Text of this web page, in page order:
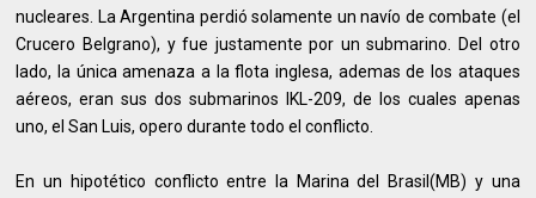
nucleares. La Argentina perdió solamente un navío de combate (el
Crucero Belgrano), y fue justamente por un submarino. Del otro
lado, la única amenaza a la flota inglesa, ademas de los ataques
aéreos, eran sus dos submarinos IKL-209, de los cuales apenas
uno, el San Luis, opero durante todo el conflicto.
En un hipotético conflicto entre la Marina del Brasil(MB) y una